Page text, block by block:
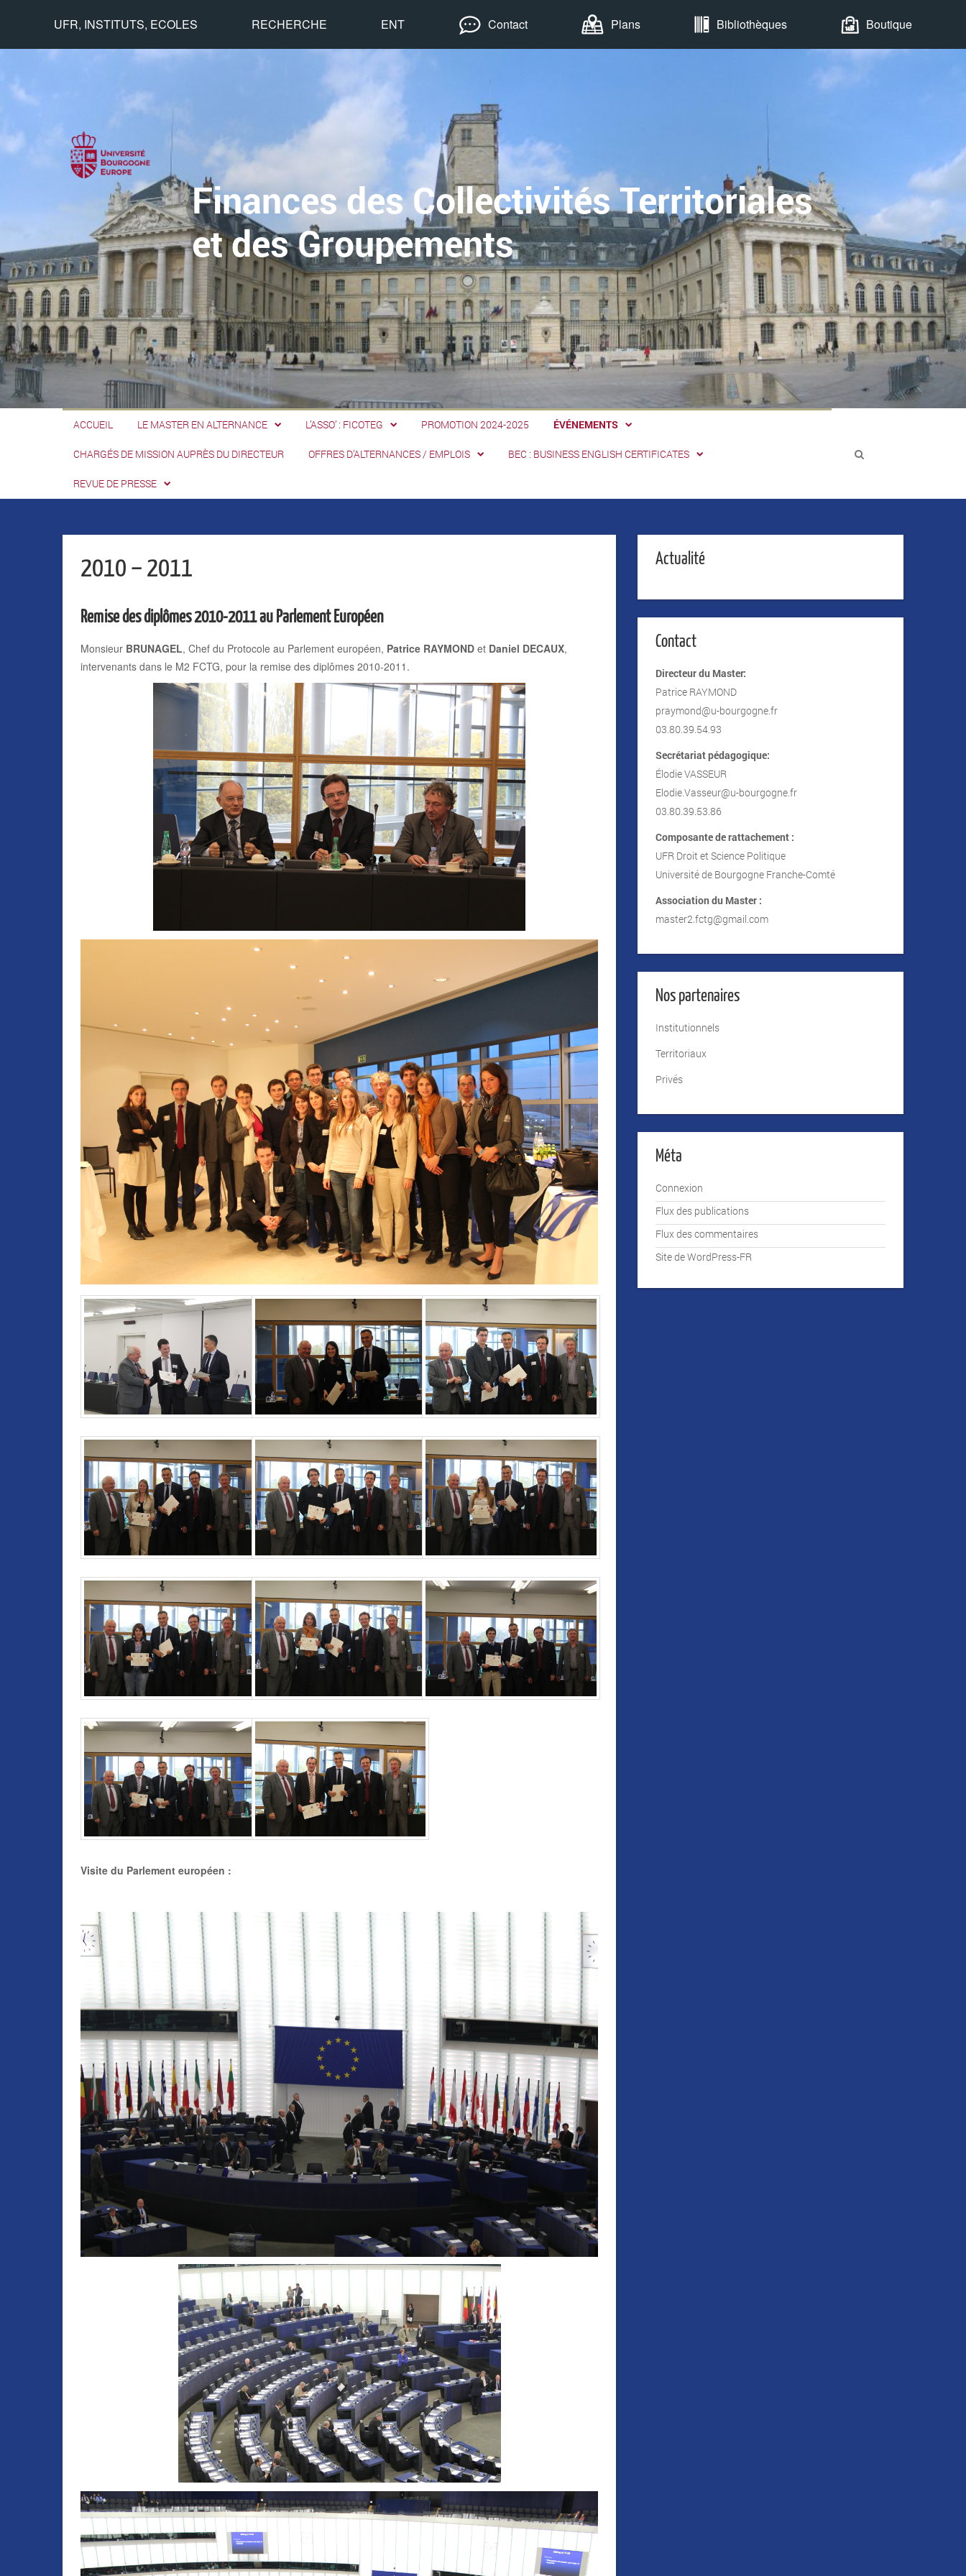
UFR, INSTITUTS, ECOLES RECHERCHE ENT Contact Plans Bibliothèques Boutique
Finances des Collectivités Territoriales
et des Groupements
ACCUEIL LE MASTER EN ALTERNANCE L’ASSO’ : FICOTEG PROMOTION 2024-2025 ÉVÉNEMENTS
CHARGÉS DE MISSION AUPRÈS DU DIRECTEUR OFFRES D’ALTERNANCES / EMPLOIS BEC : BUSINESS ENGLISH CERTIFICATES
REVUE DE PRESSE
2010 – 2011
Remise des diplômes 2010-2011 au Parlement Européen
Monsieur BRUNAGEL, Chef du Protocole au Parlement européen, Patrice RAYMOND et Daniel DECAUX,
intervenants dans le M2 FCTG, pour la remise des diplômes 2010-2011.
Visite du Parlement européen :
Actualité
Contact
Directeur du Master:
Patrice RAYMOND
praymond@u-bourgogne.fr
03.80.39.54.93
Secrétariat pédagogique:
Élodie VASSEUR
Elodie.Vasseur@u-bourgogne.fr
03.80.39.53.86
Composante de rattachement :
UFR Droit et Science Politique
Université de Bourgogne Franche-Comté
Association du Master :
master2.fctg@gmail.com
Nos partenaires
Institutionnels
Territoriaux
Privés
Méta
Connexion
Flux des publications
Flux des commentaires
Site de WordPress-FR